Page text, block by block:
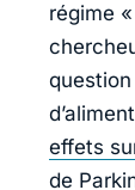
régime
effets
de